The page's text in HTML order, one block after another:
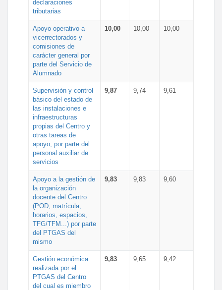
declaraciones
tributarias
Apoyo operativo a
vicerrectorados y
comisiones de
carácter general por
parte del Servicio de
Alumnado
10,00 10,00 10,00
Supervisión y control
básico del estado de
las instalaciones e
infraestructuras
propias del Centro y
otras tareas de
apoyo, por parte del
personal auxiliar de
servicios
9,87 9,74 9,61
Apoyo a la gestión de
la organización
docente del Centro
(POD, matrícula,
horarios, espacios,
TFG/TFM...) por parte
del PTGAS del
mismo
9,83 9,83 9,60
Gestión económica
realizada por el
PTGAS del Centro
del cual es miembro
9,83 9,65 9,42